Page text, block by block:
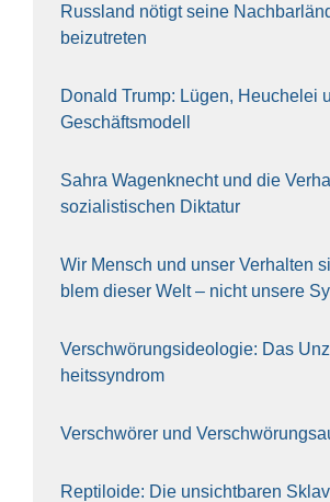
Russ­land nötigt sei­ne
bei­zu­tre­ten
Donald Trump: Lügen, Heu­che­lei
Geschäfts­mo­dell
Sahra Wagen­knecht und die
sozia­lis­ti­schen Dik­ta­tur
Wir Mensch und unser Ver­hal­ten
blem die­ser Welt – nicht unse­re
Ver­schwö­rungs­ideo­lo­gie: Das
heitssyndrom
Ver­schwö­rer und
Rep­ti­lo­ide: Die unsicht­ba­ren